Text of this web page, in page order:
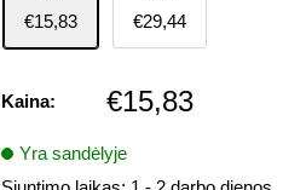
€15,83
€29,44
Kaina:
Pardavimo
€15,83
Yra sandėlyje